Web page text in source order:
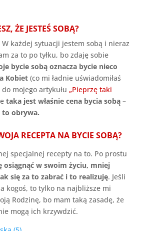
ŻE JESTEŚ SOBĄ?
W każdej sytuacji jestem sobą i nieraz
za to po tyłku, bo zdaję sobie
bycie sobą oznacza bycie nieco
Kobiet(co mi ładnie uświadomiłaś
mojego artykułu „Pieprzę taki
taka jest właśnie cena bycia sobą –
to obrywa.
RECEPTA NA BYCIE SOBĄ?
specjalnej recepty na to. Po prostu
osiągnąć w swoim życiu, mniej
się za to zabrać i to realizuję. Jeśli
kogoś, to tylko na najbliższe mi
Rodzinę, bo mam taką zasadę, że
mogą ich krzywdzić.